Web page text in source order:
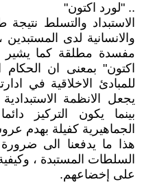
.. "لورد اكتون"
الاستبداد والتسلط نتيجة
والانسانية لدى
مفسدة مطلقة كما يشير
اكتون" بمعنى ان الحكام
للمبادئ الاخلاقية في
يجعل الانظمة
بينما يكون التركيز
الجماهيرية كفيلة بهدم
هذا ما يدفعنا الى
السلطات المستبدة ،
على إخضاعهم.